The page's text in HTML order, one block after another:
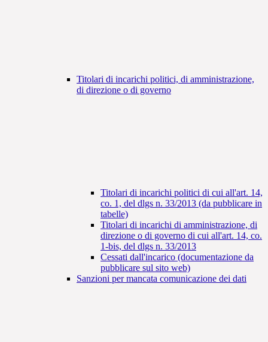
Titolari di incarichi politici, di amministrazione,
di direzione o di governo
Titolari di incarichi politici di cui all'art. 14,
co. 1, del dlgs n. 33/2013 (da pubblicare in
tabelle)
Titolari di incarichi di amministrazione, di
direzione o di governo di cui all'art. 14, co.
1-bis, del dlgs n. 33/2013
Cessati dall'incarico (documentazione da
pubblicare sul sito web)
Sanzioni per mancata comunicazione dei dati